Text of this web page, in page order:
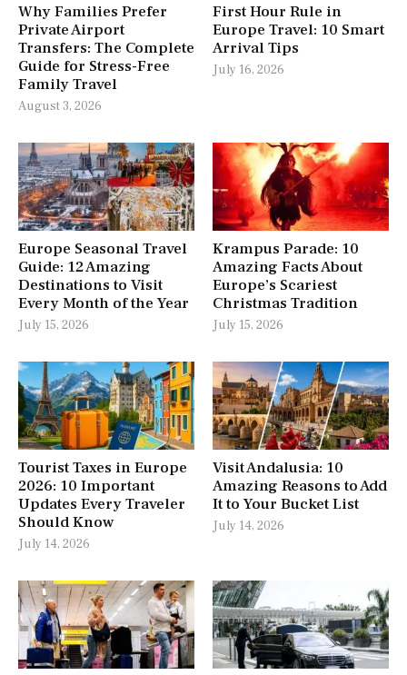
Why Families Prefer
Private Airport
Transfers: The Complete
Guide for Stress-Free
Family Travel
August 3, 2026
First Hour Rule in
Europe Travel: 10 Smart
Arrival Tips
July 16, 2026
Europe Seasonal Travel
Guide: 12 Amazing
Destinations to Visit
Every Month of the Year
July 15, 2026
Krampus Parade: 10
Amazing Facts About
Europe’s Scariest
Christmas Tradition
July 15, 2026
Tourist Taxes in Europe
2026: 10 Important
Updates Every Traveler
Should Know
July 14, 2026
Visit Andalusia: 10
Amazing Reasons to Add
It to Your Bucket List
July 14, 2026